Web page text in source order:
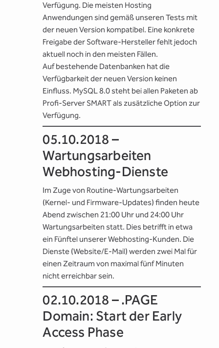
Verfügung. Die meisten Hosting
Anwendungen sind gemäß unseren Tests mit
der neuen Version kompatibel. Eine konkrete
Freigabe der Software-Hersteller fehlt jedoch
aktuell noch in den meisten Fällen.
Auf bestehende Datenbanken hat die
Verfügbarkeit der neuen Version keinen
Einfluss. MySQL 8.0 steht bei allen Paketen ab
Profi-Server SMART als zusätzliche Option zur
Verfügung.
05.10.2018 –
Wartungsarbeiten
Webhosting-Dienste
Im Zuge von Routine-Wartungsarbeiten
(Kernel- und Firmware-Updates) finden heute
Abend zwischen 21:00 Uhr und 24:00 Uhr
Wartungsarbeiten statt. Dies betrifft in etwa
ein Fünftel unserer Webhosting-Kunden. Die
Dienste (Website/E-Mail) werden zwei Mal für
einen Zeitraum von maximal fünf Minuten
nicht erreichbar sein.
02.10.2018 – .PAGE
Domain: Start der Early
Access Phase